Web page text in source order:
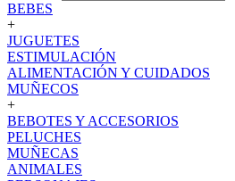
BEBES
+
JUGUETES
ESTIMULACIÓN
ALIMENTACIÓN Y CUIDADOS
MUÑECOS
+
BEBOTES Y ACCESORIOS
PELUCHES
MUÑECAS
ANIMALES